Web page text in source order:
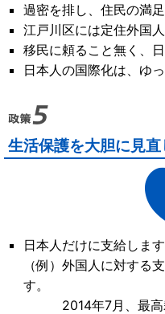
過密を排し、住民の満
江戸川区には定住外国
移民に頼ること無く、
日本人の国際化は、ゆ
生活保護を大胆に見直
日本人だけに支給します
（例）外国人に対する
す。
2014年7月、最